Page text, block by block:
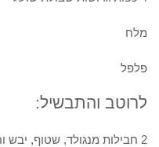
מלח
פלפל
לרוטב והתבשיל:
2 חבילות מנגולד, שטוף, יבש וחתוך לרצועות